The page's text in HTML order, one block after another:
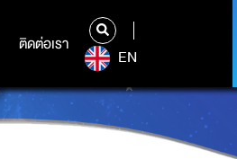
ติดต่อเรา
ติดต่อเรา
EN